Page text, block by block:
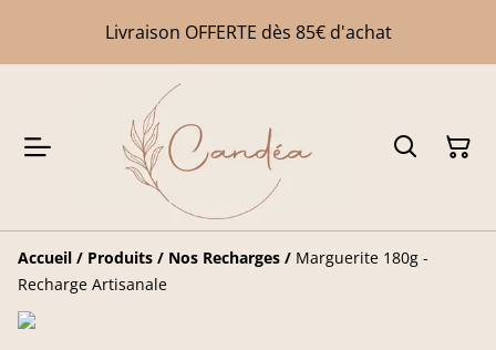
Livraison OFFERTE dès 85€ d'achat
Accueil / Produits / Nos Recharges / Marguerite 180g -
Recharge Artisanale